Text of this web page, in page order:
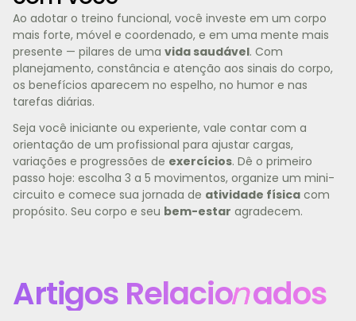
Ao adotar o treino funcional, você investe em um corpo
mais forte, móvel e coordenado, e em uma mente mais
presente — pilares de uma vida saudável. Com
planejamento, constância e atenção aos sinais do corpo,
os benefícios aparecem no espelho, no humor e nas
tarefas diárias.
Seja você iniciante ou experiente, vale contar com a
orientação de um profissional para ajustar cargas,
variações e progressões de exercícios. Dê o primeiro
passo hoje: escolha 3 a 5 movimentos, organize um mini-
circuito e comece sua jornada de atividade física com
propósito. Seu corpo e seu bem-estar agradecem.
Artigos Relacionados